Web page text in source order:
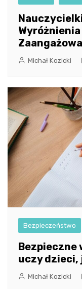
Wyróżnienia
Michał Kozicki
Bezpieczeństwo
Bezpieczne
uczy dzieci,
Michał Kozicki